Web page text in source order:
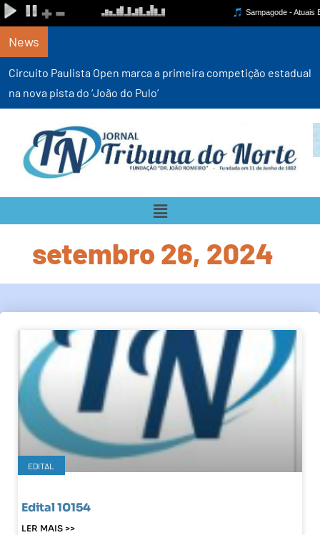
News
Circuito Paulista Open marca a primeira competição estadual
na nova pista do ‘João do Pulo’
setembro 26, 2024
EDITAL
Edital 10154
LER MAIS >>